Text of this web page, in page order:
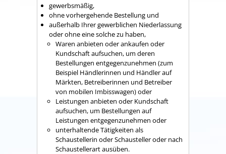
gewerbsmäßig,
ohne vorhergehende Bestellung und
außerhalb Ihrer gewerblichen Niederlassung
oder ohne eine solche zu haben,
Waren anbieten oder ankaufen oder
Kundschaft aufsuchen, um deren
Bestellungen entgegenzunehmen (zum
Beispiel Händlerinnen und Händler auf
Märkten, Betreiberinnen und Betreiber
von mobilen Imbisswagen)oder
Leistungen anbieten oder Kundschaft
aufsuchen, um Bestellungen auf
Leistungen entgegenzunehmen oder
unterhaltende Tätigkeiten als
Schaustellerin oder Schausteller oder nach
Schaustellerart ausüben.